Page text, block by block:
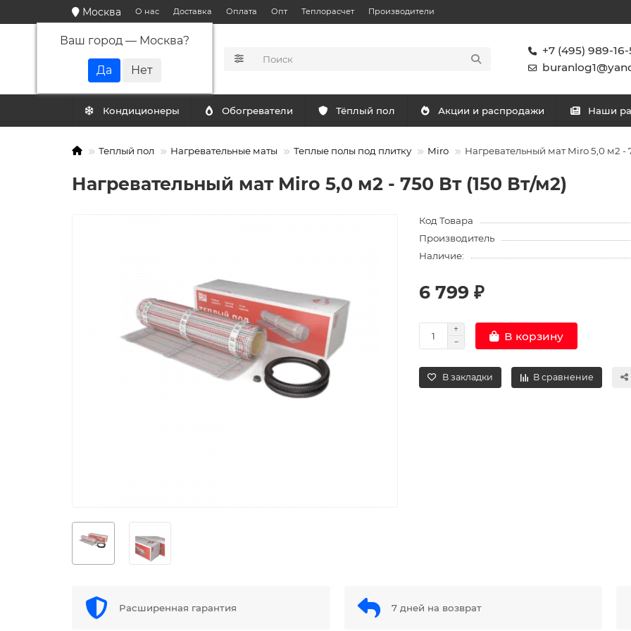
Москва
Ваш город — Москва?
О нас Доставка Оплата Опт Теплорасчет Производители
+7 (495) 989-16-
Кондиционеры Обогреватели Тёплый пол Акции и распродажи Наши
Теплый пол Нагревательные маты Теплые полы под плитку Miro Нагревательный мат Miro 5,0 м2 -
Нагревательный мат Miro 5,0 м2 - 750 Вт (150 Вт/м2)
Код Товара
Производитель
Наличие:
6 799 ₽
В корзину
В закладки В сравнение
Расширенная гарантия 7 дней на возврат